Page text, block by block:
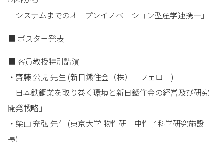
システムまでのオープンイノベーション型産学連携―」
■ ポスター発表
■ 客員教授特別講演
・齋藤 公児 先生 (新日鐵住金（株） フェロー)
「日本鉄鋼業を取り巻く環境と新日鐵住金の経営及び研究
開発戦略」
・柴山 充弘 先生 (東京大学 物性研 中性子科学研究施設
長)